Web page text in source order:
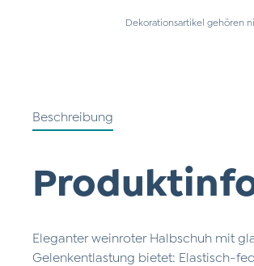
Dekorationsartikel gehören
Beschreibung
Eleganter weinroter Halbschuh mit
Gelenkentlastung bietet: Elastisch-